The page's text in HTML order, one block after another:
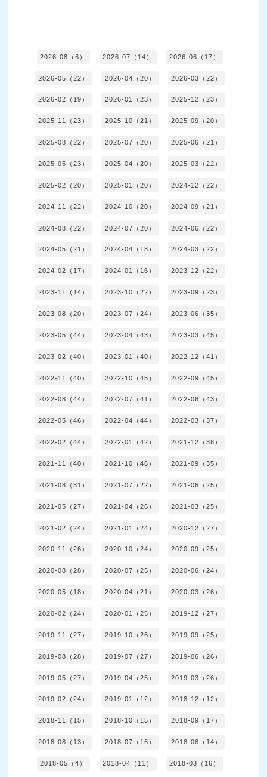
2026-08（6） 2026-07（14） 2026-06（17）
2026-05（22） 2026-04（20） 2026-03（22）
2026-02（19） 2026-01（23） 2025-12（23）
2025-11（23） 2025-10（21） 2025-09（20）
2025-08（22） 2025-07（20） 2025-06（21）
2025-05（23） 2025-04（20） 2025-03（22）
2025-02（20） 2025-01（20） 2024-12（22）
2024-11（22） 2024-10（20） 2024-09（21）
2024-08（22） 2024-07（20） 2024-06（22）
2024-05（21） 2024-04（18） 2024-03（22）
2024-02（17） 2024-01（16） 2023-12（22）
2023-11（14） 2023-10（22） 2023-09（23）
2023-08（20） 2023-07（24） 2023-06（35）
2023-05（44） 2023-04（43） 2023-03（45）
2023-02（40） 2023-01（40） 2022-12（41）
2022-11（40） 2022-10（45） 2022-09（45）
2022-08（44） 2022-07（41） 2022-06（43）
2022-05（46） 2022-04（44） 2022-03（37）
2022-02（44） 2022-01（42） 2021-12（38）
2021-11（40） 2021-10（46） 2021-09（35）
2021-08（31） 2021-07（22） 2021-06（25）
2021-05（27） 2021-04（26） 2021-03（25）
2021-02（24） 2021-01（24） 2020-12（27）
2020-11（26） 2020-10（24） 2020-09（25）
2020-08（28） 2020-07（25） 2020-06（24）
2020-05（18） 2020-04（21） 2020-03（26）
2020-02（24） 2020-01（25） 2019-12（27）
2019-11（27） 2019-10（26） 2019-09（25）
2019-08（28） 2019-07（27） 2019-06（26）
2019-05（27） 2019-04（25） 2019-03（26）
2019-02（24） 2019-01（12） 2018-12（12）
2018-11（15） 2018-10（15） 2018-09（17）
2018-08（13） 2018-07（16） 2018-06（14）
2018-05（4） 2018-04（11） 2018-03（16）